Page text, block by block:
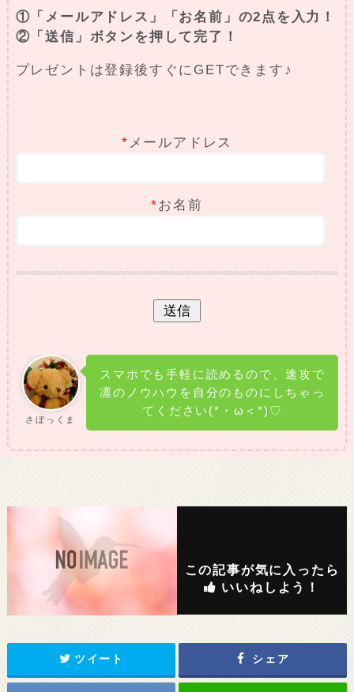
①「メールアドレス」「お名前」の2点を入力！
②「送信」ボタンを押して完了！
プレゼントは登録後すぐにGETできます♪
* メールアドレス
*お名前
さぼっくま
スマホでも手軽に読めるので、速攻で
凛のノウハウを自分のものにしちゃっ
てください(*・ω＜*)♡
この記事が気に入ったら
いいねしよう！
ツイート シェア